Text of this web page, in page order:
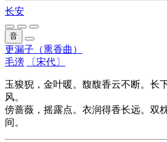
长安
音
更漏子（熏香曲）
毛滂
〔宋代〕
玉狻猊，金叶暖。馥馥香云不断。长
风。
傍蔷薇，摇露点。衣润得香长远。双
间。